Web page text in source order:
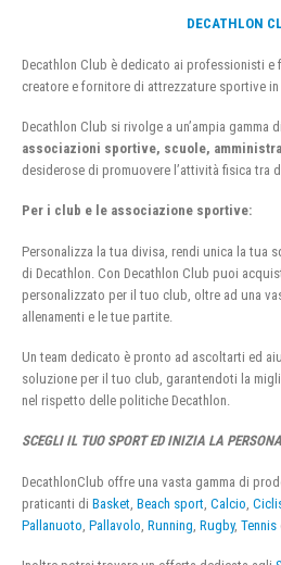
DECATHLON
Decathlon Club è dedicato ai professionisti e
creatore e fornitore di attrezzature sportive
Decathlon Club si rivolge a un’ampia gamma
associazioni sportive, scuole,
desiderose di promuovere l’attività fisica tra
Per i club e le associazione sportive:
Personalizza la tua divisa, rendi unica la tua
di Decathlon. Con Decathlon Club puoi
personalizzato per il tuo club, oltre ad una
allenamenti e le tue partite.
Un team dedicato è pronto ad ascoltarti ed
soluzione per il tuo club, garantendoti la
nel rispetto delle politiche Decathlon.
SCEGLI IL TUO SPORT ED INIZIA LA
DecathlonClub offre una vasta gamma di
praticanti di Basket Beach sport Calcio
Pallanuoto Pallavolo Running Rugby, Tennis